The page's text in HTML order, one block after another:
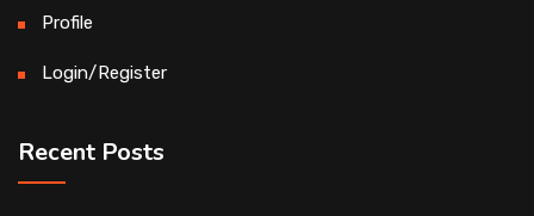
Profile
Login/Register
Recent Posts